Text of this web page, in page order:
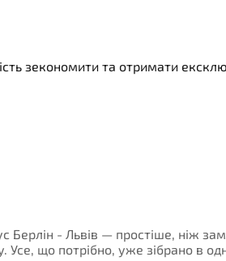
зекономити та отримати
Берлін - Львів — простіше, ніж
що потрібно, уже зібрано в